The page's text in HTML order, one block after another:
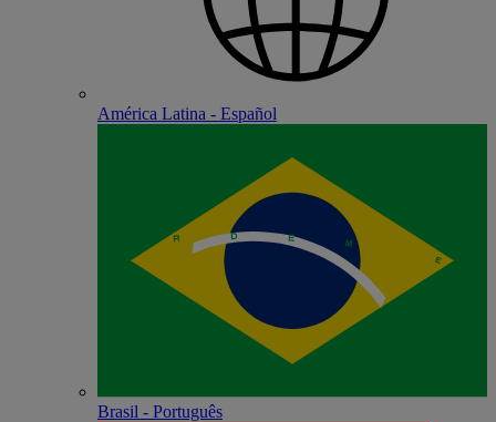
América Latina - Español
Brasil - Português